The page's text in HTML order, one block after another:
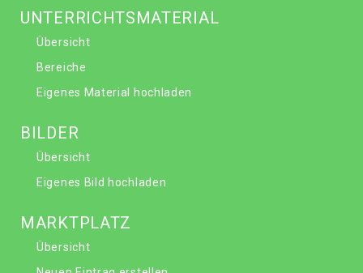
UNTERRICHTSMATERIAL
Übersicht
Bereiche
Eigenes Material hochladen
BILDER
Übersicht
Eigenes Bild hochladen
MARKTPLATZ
Übersicht